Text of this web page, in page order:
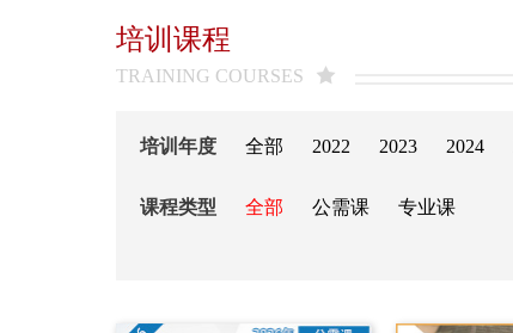
培训课程
TRAINING COURSES
培训年度 全部 2022 2023 2024
课程类型 全部 公需课 专业课